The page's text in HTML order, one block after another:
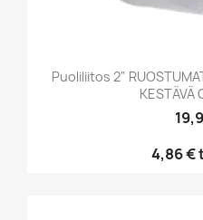
Puoliliitos 2"
KESTÄVÄ
4,86 €